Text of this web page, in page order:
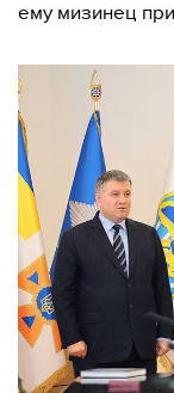
ему мизинец